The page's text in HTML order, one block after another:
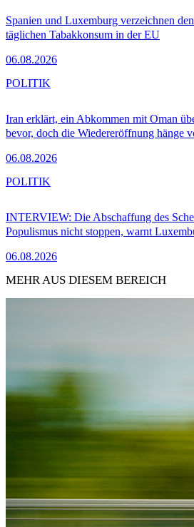
Spanien und Luxemburg verzeichnen
täglichen Tabakkonsum in der EU
06.08.2026
Iran erklärt, ein Abkommen mit Oman
bevor, doch die Wiedereröffnung hänge
06.08.2026
POLITIK
INTERVIEW: Die Abschaffung des
Populismus nicht stoppen, warnt
06.08.2026
POLITIK
MEHR AUS DIESEM BEREICH